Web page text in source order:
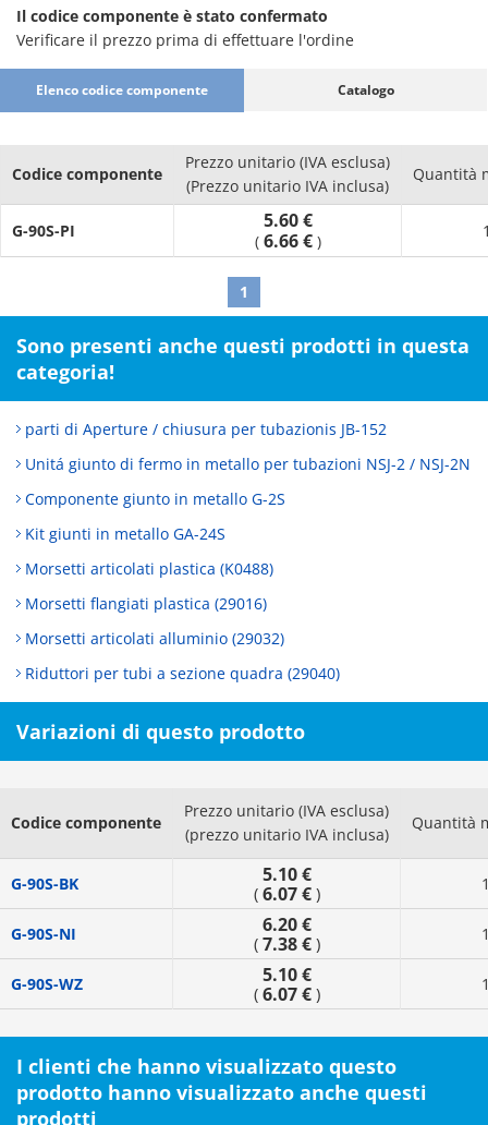
Il codice componente è stato confermato
Verificare il prezzo prima di effettuare l'ordine
Elenco codice componente Catalogo
Codice componente
Prezzo unitario (IVA esclusa)
(Prezzo unitario IVA inclusa)
Quantità
G-90S-PI 5.60 €
( 6.66 € )
1
Sono presenti anche questi prodotti in questa
categoria!
parti di Aperture / chiusura per tubazionis JB-152
Unitá giunto di fermo in metallo per tubazioni NSJ-2 / NSJ-2N
Componente giunto in metallo G-2S
Kit giunti in metallo GA-24S
Morsetti articolati plastica (K0488)
Morsetti flangiati plastica (29016)
Morsetti articolati alluminio (29032)
Riduttori per tubi a sezione quadra (29040)
Variazioni di questo prodotto
Codice componente
Prezzo unitario (IVA esclusa)
(prezzo unitario IVA inclusa)
Quantità
G-90S-BK 5.10 €
( 6.07 €)
G-90S-NI 6.20 €
( 7.38 €)
G-90S-WZ 5.10 €
( 6.07 €)
I clienti che hanno visualizzato questo
prodotto hanno visualizzato anche questi
prodotti